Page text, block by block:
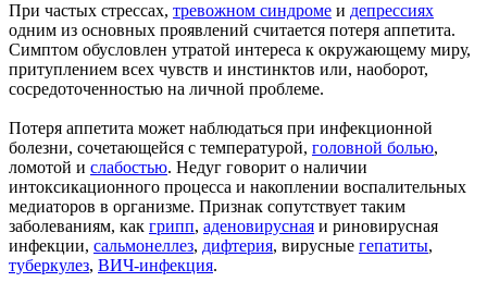
При частых стрессах, тревожном синдроме и депрессиях
одним из основных проявлений считается потеря аппетита.
Симптом обусловлен утратой интереса к окружающему миру,
притуплением всех чувств и инстинктов или, наоборот,
сосредоточенностью на личной проблеме.
Потеря аппетита может наблюдаться при инфекционной
болезни, сочетающейся с температурой, головной болью,
ломотой и слабостью. Недуг говорит о наличии
интоксикационного процесса и накоплении воспалительных
медиаторов в организме. Признак сопутствует таким
заболеваниям, как грипп, аденовирусная и риновирусная
инфекции, сальмонеллез, дифтерия, вирусные гепатиты,
туберкулез, ВИЧ-инфекция.